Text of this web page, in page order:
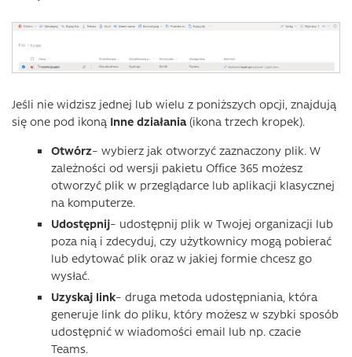
Jeśli nie widzisz jednej lub wielu z poniższych opcji, znajdują
się one pod ikoną Inne działania(ikona trzech kropek).
Otwórz– wybierz jak otworzyć zaznaczony plik. W
zależności od wersji pakietu Office 365 możesz
otworzyć plik w przeglądarce lub aplikacji klasycznej
na komputerze.
Udostępnij– udostępnij plik w Twojej organizacji lub
poza nią i zdecyduj, czy użytkownicy mogą pobierać
lub edytować plik oraz w jakiej formie chcesz go
wysłać.
Uzyskaj link– druga metoda udostępniania, która
generuje link do pliku, który możesz w szybki sposób
udostępnić w wiadomości email lub np. czacie
Teams.